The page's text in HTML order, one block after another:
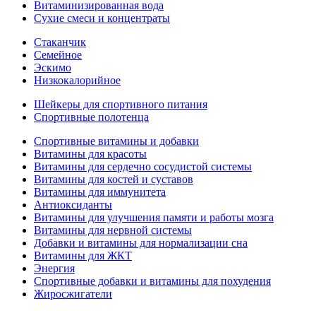
Витаминизированная вода
Сухие смеси и концентраты
Стаканчик
Семейное
Эскимо
Низкокалорийное
Шейкеры для спортивного питания
Спортивные полотенца
Спортивные витамины и добавки
Витамины для красоты
Витамины для сердечно сосудистой системы
Витамины для костей и суставов
Витамины для иммунитета
Антиоксиданты
Витамины для улучшения памяти и работы мозга
Витамины для нервной системы
Добавки и витамины для нормализации сна
Витамины для ЖКТ
Энергия
Спортивные добавки и витамины для похудения
Жиросжигатели